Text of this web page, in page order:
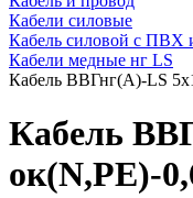
Кабели силовые
Кабель силовой с ПВХ
Кабели медные нг LS
Кабель ВВГнг(A)-LS
Кабель
ок(N,PE)-